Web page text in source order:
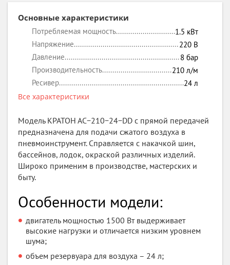
Основные характеристики
Потребляемая мощность 1.5 кВт
Напряжение
220 В
Давление
8 бар
Производительность
210 л/м
Ресивер
24 л
Все характеристики
Модель КРАТОН АС−210−24−DD с прямой передачей
предназначена для подачи сжатого воздуха в
пневмоинструмент. Справляется с накачкой шин,
бассейнов, лодок, окраской различных изделий.
Широко применим в производстве, мастерских и
быту.
Особенности модели:
двигатель мощностью 1500 Вт выдерживает
высокие нагрузки и отличается низким уровнем
шума;
объем резервуара для воздуха – 24 л;